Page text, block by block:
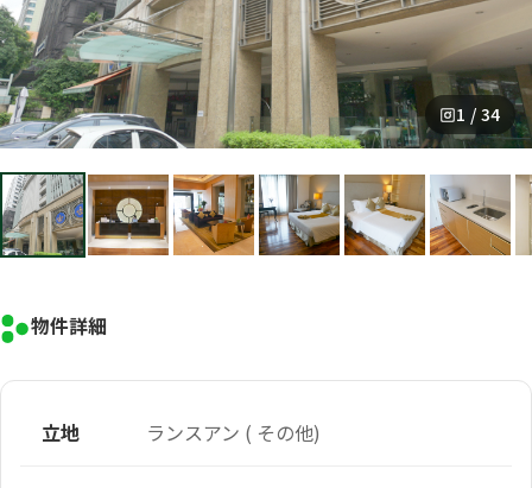
1 / 34
物件詳細
立地 ランスアン ( その他)